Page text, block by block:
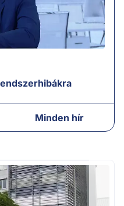
Minden hír